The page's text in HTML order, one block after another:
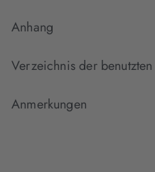
Anhang
Verzeichnis der
Anmerkungen